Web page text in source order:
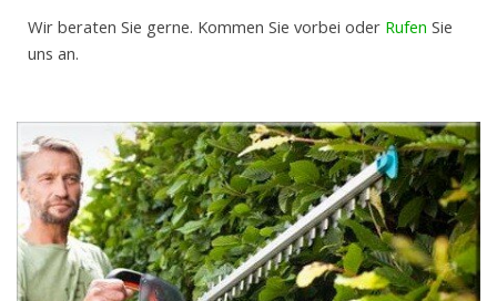
Wir beraten Sie gerne. Kommen Sie vorbei oder Rufen Sie
uns an.